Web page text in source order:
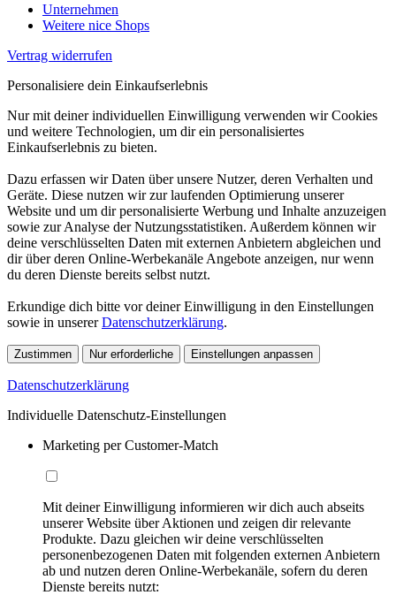
Unternehmen
Weitere nice Shops
Vertrag widerrufen
Personalisiere dein Einkaufserlebnis
Nur mit deiner individuellen Einwilligung verwenden wir Cookies
und weitere Technologien, um dir ein personalisiertes
Einkaufserlebnis zu bieten.
Dazu erfassen wir Daten über unsere Nutzer, deren Verhalten und
Geräte. Diese nutzen wir zur laufenden Optimierung unserer
Website und um dir personalisierte Werbung und Inhalte anzuzeigen
sowie zur Analyse der Nutzungsstatistiken. Außerdem können wir
deine verschlüsselten Daten mit externen Anbietern abgleichen und
dir über deren Online-Werbekanäle Angebote anzeigen, nur wenn
du deren Dienste bereits selbst nutzt.
Erkundige dich bitte vor deiner Einwilligung in den Einstellungen
sowie in unsererDatenschutzerklärung.
Zustimmen Nur erforderliche Einstellungen anpassen
Datenschutzerklärung
Individuelle Datenschutz-Einstellungen
Marketing per Customer-Match
Mit deiner Einwilligung informieren wir dich auch abseits
unserer Website über Aktionen und zeigen dir relevante
Produkte. Dazu gleichen wir deine verschlüsselten
personenbezogenen Daten mit folgenden externen Anbietern
ab und nutzen deren Online-Werbekanäle, sofern du deren
Dienste bereits nutzt: